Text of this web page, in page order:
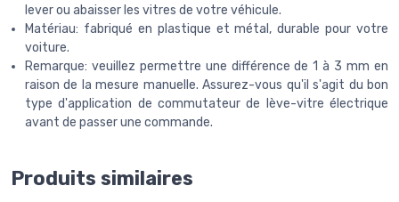
lever ou abaisser les vitres de votre véhicule.
Matériau: fabriqué en plastique et métal, durable pour votre
voiture.
Remarque: veuillez permettre une différence de 1 à 3 mm en
raison de la mesure manuelle. Assurez-vous qu'il s'agit du bon
type d'application de commutateur de lève-vitre électrique
avant de passer une commande.
Produits similaires